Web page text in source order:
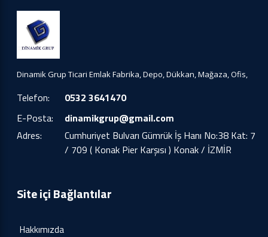
Dinamik Grup Ticari Emlak Fabrika, Depo, Dükkan, Mağaza, Ofis,
Telefon:
0532 3641470
E-Posta:
dinamikgrup@gmail.com
Adres:
Cumhuriyet Bulvarı Gümrük İş Hanı No:38 Kat: 7
/ 709 ( Konak Pier Karşısı ) Konak / İZMİR
Site içi Bağlantılar
Hakkımızda